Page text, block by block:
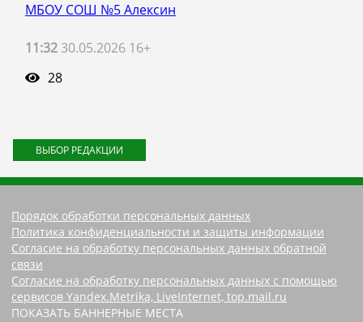
МБОУ СОШ №5 Алексин
11:32 30.05.2026 16+
28
ВЫБОР РЕДАКЦИИ
Порядок обработки персональных данных
Политика конфиденциальности и защиты информации
Согласие на обработку персональных данных обратной
связи
Согласие на обработку персональных данных с помощью
сервисов Yandex.Metrika, LiveInternet, top.mail.ru
ПОКАЗАТЬ БАННЕРНЫЕ МЕСТА